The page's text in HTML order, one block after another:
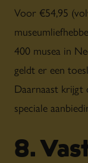
Voor €54,95
400 musea in
geldt er een
Daarnaast krijgt
speciale
8.